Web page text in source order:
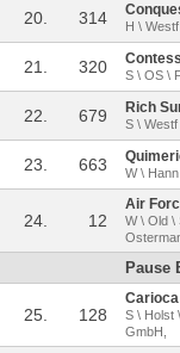
20. 314 H \
21. 320 S \ OS \
22. 679 Rich
S \
23. 663 W \
24. 12
Air
W \ Old \
Pause
25. 128
S \ Holst
GmbH,